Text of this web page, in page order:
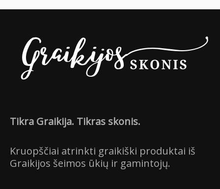
Tikra Graikija. Tikras skonis.
Kruopščiai atrinkti graikiški produktai iš
Graikijos šeimos ūkių ir gamintojų.